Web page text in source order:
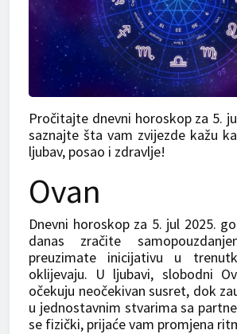
Pročitajte dnevni horoskop za 5.
saznajte šta vam zvijezde kažu
ljubav, posao i zdravlje!
Ovan
Dnevni horoskop za 5. jul 2025.
danas zračite
preuzimate inicijativu u
oklijevaju. U ljubavi, slobodni
očekuju neočekivan susret, dok
u jednostavnim stvarima sa
se fizički, prijaće vam promjena